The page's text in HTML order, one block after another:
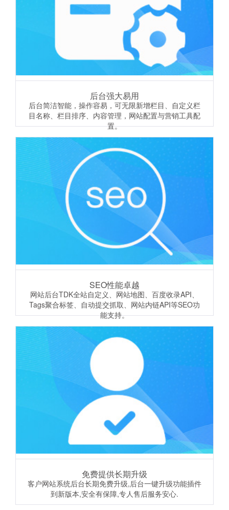
后台强大易用
后台简洁智能，操作容易，可无限新增栏目、自定义栏
目名称、栏目排序、内容管理，网站配置与营销工具配
置。
SEO性能卓越
网站后台TDK全站自定义、网站地图、百度收录API、
Tags聚合标签、自动提交抓取、网站内链API等SEO功
能支持。
免费提供长期升级
客户网站系统后台长期免费升级,后台一键升级功能插件
到新版本,安全有保障,专人售后服务安心.